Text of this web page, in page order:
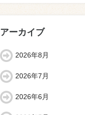
アーカイブ
2026年8月
2026年7月
2026年6月